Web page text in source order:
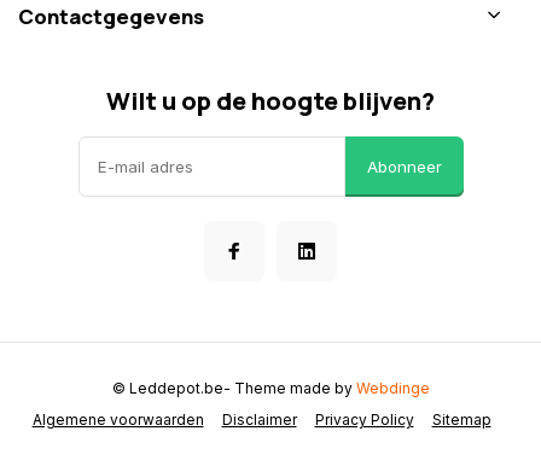
Contactgegevens
Wilt u op de hoogte blijven?
Abonneer
Algemene voorwaarden Disclaimer Privacy Policy Sitemap
© Leddepot.be- Theme made by Webdinge